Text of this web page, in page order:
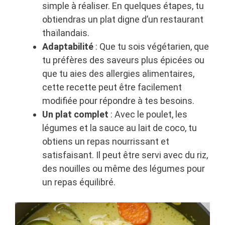
simple à réaliser. En quelques étapes, tu
obtiendras un plat digne d’un restaurant
thaïlandais.
Adaptabilité : Que tu sois végétarien, que
tu préfères des saveurs plus épicées ou
que tu aies des allergies alimentaires,
cette recette peut être facilement
modifiée pour répondre à tes besoins.
Un plat complet : Avec le poulet, les
légumes et la sauce au lait de coco, tu
obtiens un repas nourrissant et
satisfaisant. Il peut être servi avec du riz,
des nouilles ou même des légumes pour
un repas équilibré.